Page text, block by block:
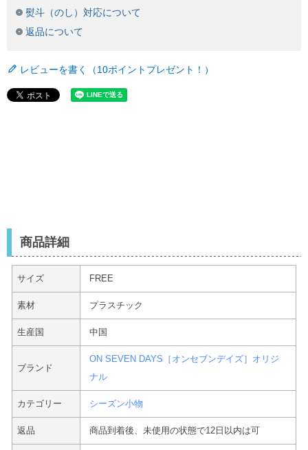
熨斗（のし）対応について
返品について
レビューを書く（10ポイントプレゼント！）
商品詳細
サイズ FREE
素材 プラスチック
生産国 中国
ブランド
ON SEVEN DAYS［オンセブンデイズ］オリジ
ナル
カテゴリー シーズン小物
返品 商品到着後、未使用の状態で12日以内は可